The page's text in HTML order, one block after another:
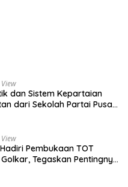
dan Sistem Kepartaian
dari Sekolah Partai Pusat
Pembukaan TOT
Tegaskan Pentingnya